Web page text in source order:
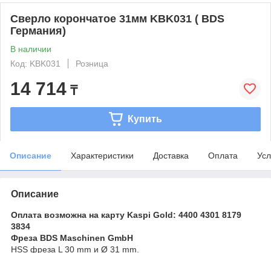
Сверло корончатое 31мм KBK031 ( BDS
Германия)
В наличии
Код: KBK031
Розница
14 714 ₸
Купить
Описание Характеристики Доставка Оплата
Описание
Оплата возможна на карту Kaspi Gold: 4400 4301 8179
3834
Фреза BDS Maschinen GmbH
HSS фреза L 30 mm и Ø 31 mm.